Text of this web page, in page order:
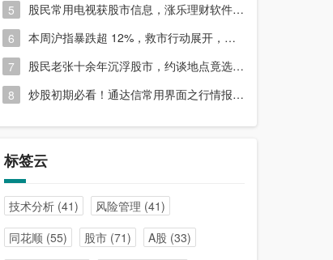
5
股民常用电视获股市信息，涨乐理财软件或能满足更多需求？
6
本周沪指暴跌超 12%，救市行动展开，周五市场有何措施？
7
股民老张十余年沉浮股市，约谈地点竟选在开户超市门口？
8
炒股初期必看！通达信常用界面之行情报价与分时图介绍
标签云
技术分析 (41) 风险管理 (41)
同花顺 (55) 股市 (71) A股 (33)